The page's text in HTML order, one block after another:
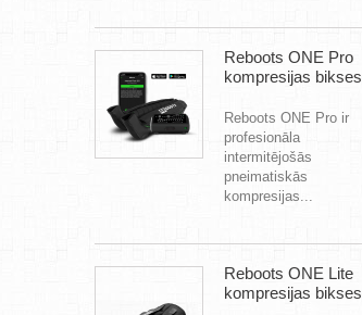
Reboots ONE Pro
kompresijas bikses
Reboots ONE Pro ir
profesionāla
intermitējošās
pneimatiskās
kompresijas...
Reboots ONE Lite
kompresijas bikses